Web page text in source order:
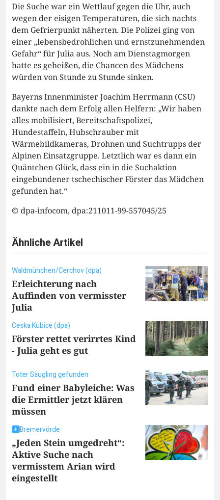
Die Suche war ein Wettlauf gegen die Uhr, auch
wegen der eisigen Temperaturen, die sich nachts
dem Gefrierpunkt näherten. Die Polizei ging von
einer „lebensbedrohlichen und ernstzunehmenden
Gefahr“ für Julia aus. Noch am Dienstagmorgen
hatte es geheißen, die Chancen des Mädchens
würden von Stunde zu Stunde sinken.
Bayerns Innenminister Joachim Herrmann (CSU)
dankte nach dem Erfolg allen Helfern: „Wir haben
alles mobilisiert, Bereitschaftspolizei,
Hundestaffeln, Hubschrauber mit
Wärmebildkameras, Drohnen und Suchtrupps der
Alpinen Einsatzgruppe. Letztlich war es dann ein
Quäntchen Glück, dass ein in die Suchaktion
eingebundener tschechischer Förster das Mädchen
gefunden hat.“
© dpa-infocom, dpa:211011-99-557045/25
Ähnliche Artikel
Waldmünchen/Cerchov (dpa)
Erleichterung nach
Auffinden von vermisster
Julia
Ceska Kubice (dpa)
Förster rettet verirrtes Kind
- Julia geht es gut
Toter Säugling gefunden
Fund einer Babyleiche: Was
die Ermittler jetzt klären
müssen
Bremervörde
„Jeden Stein umgedreht“:
Aktive Suche nach
vermisstem Arian wird
eingestellt